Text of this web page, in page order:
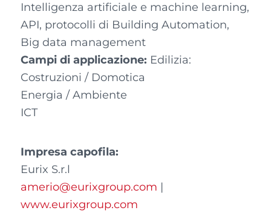
Intelligenza artificiale e machine learning,
API, protocolli di Building Automation,
Big data management
Campi di applicazione: Edilizia:
Costruzioni / Domotica
Energia / Ambiente
ICT
Impresa capofila:
Eurix S.r.l
amerio@eurixgroup.com |
www.eurixgroup.com